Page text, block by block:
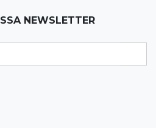
NEWSLETTER